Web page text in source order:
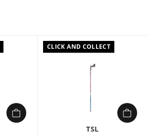
CLICK AND COLLECT
TSL